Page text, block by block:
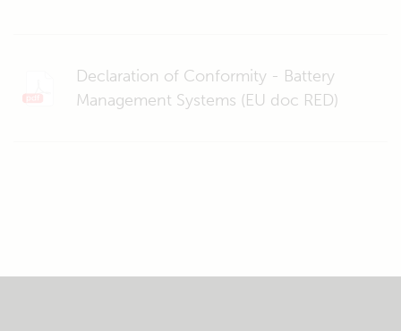
Declaration of Conformity - Battery
Management Systems (EU doc RED)